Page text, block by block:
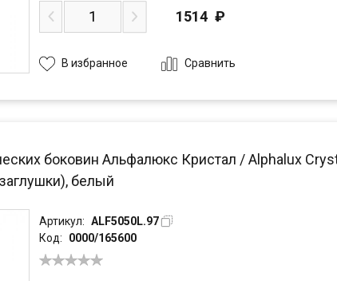
1514 ₽
В избранное Сравнить
боковин Альфалюкс Кристал / Alphalux
белый
Артикул: ALF5050L.97
Код:
0000/165600